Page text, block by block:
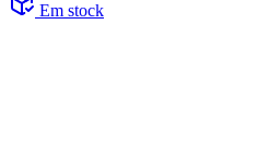
Em stock